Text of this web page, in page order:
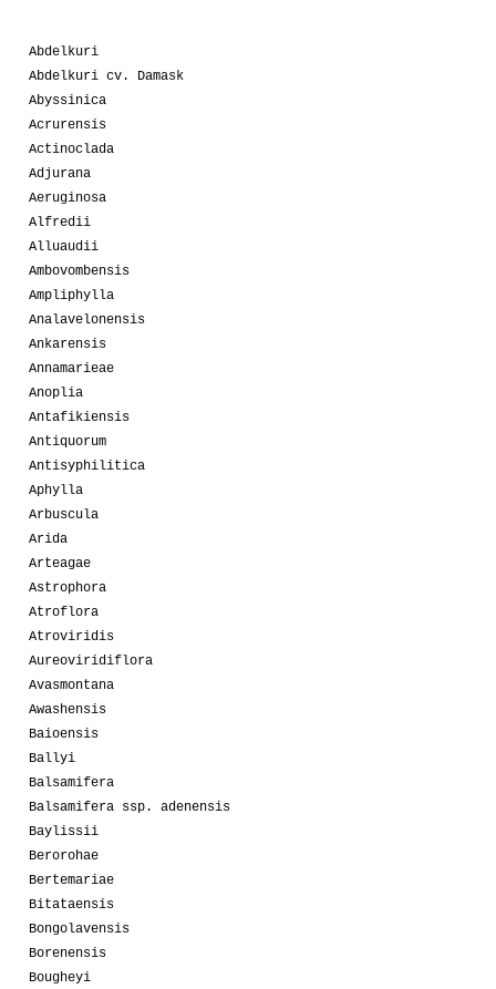
Abdelkuri
Abdelkuri cv. Damask
Abyssinica
Acrurensis
Actinoclada
Adjurana
Aeruginosa
Alfredii
Alluaudii
Ambovombensis
Ampliphylla
Analavelonensis
Ankarensis
Annamarieae
Anoplia
Antafikiensis
Antiquorum
Antisyphilitica
Aphylla
Arbuscula
Arida
Arteagae
Astrophora
Atroflora
Atroviridis
Aureoviridiflora
Avasmontana
Awashensis
Baioensis
Ballyi
Balsamifera
Balsamifera ssp. adenensis
Baylissii
Berorohae
Bertemariae
Bitataensis
Bongolavensis
Borenensis
Bougheyi